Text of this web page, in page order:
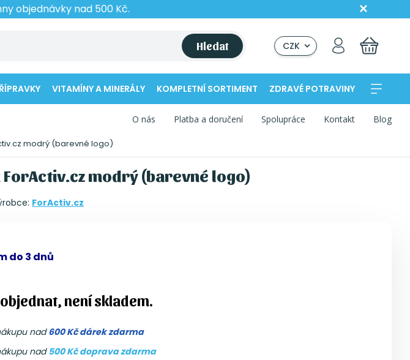
objednávky nad 500 Kč.
Hledat CZK
VITAMÍNY A MINERÁLY KOMPLETNÍ SORTIMENT ZDRAVÉ POTRAVINY
O nás Platba a doručení Spolupráce Kontakt Blog
modrý (barevné logo)
modrý (barevné logo)
ForActiv.cz
do 3 dnů
není skladem.
nad600 Kč dárek zdarma
nad 500 Kč doprava zdarma